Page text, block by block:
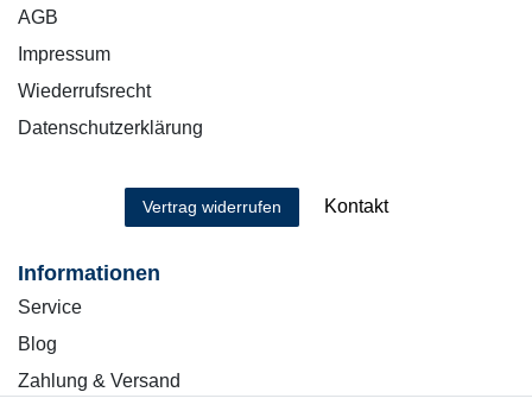
AGB
Impressum
Wiederrufsrecht
Datenschutzerklärung
Vertrag widerrufen Kontakt
Informationen
Service
Blog
Zahlung & Versand